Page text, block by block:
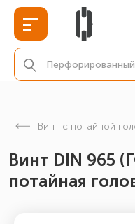
Винт с потайной
Винт DIN 965
потайная